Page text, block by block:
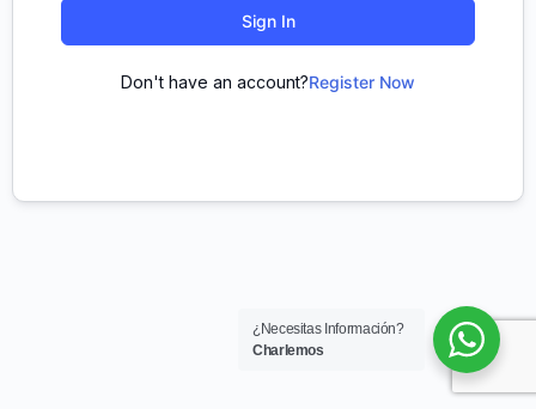
Sign In
Don't have an account?Register Now
¿Necesitas Información?
Charlemos